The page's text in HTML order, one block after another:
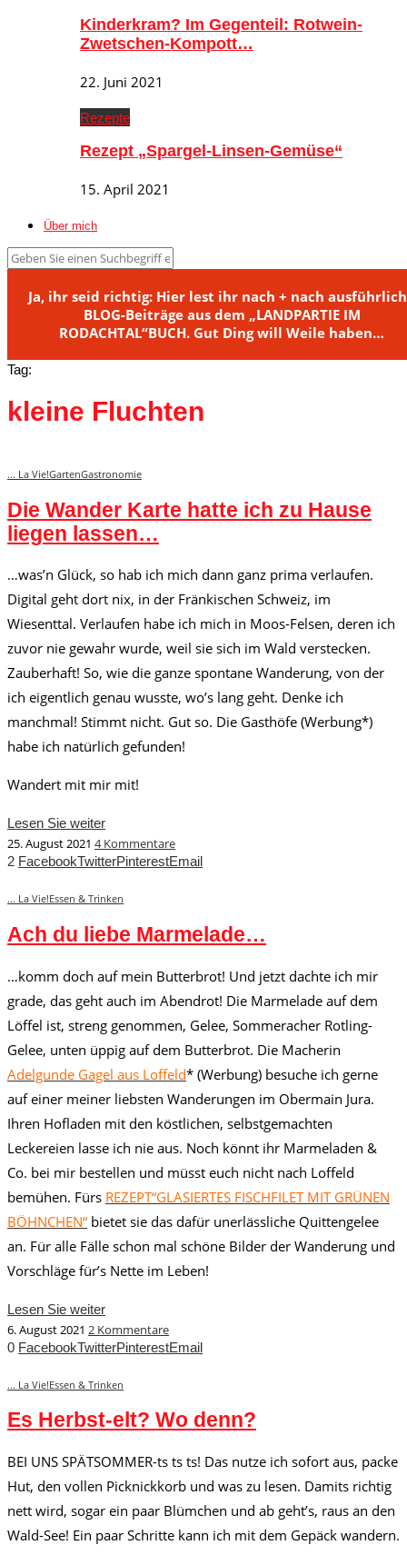
Kinderkram? Im Gegenteil: Rotwein-
Zwetschen-Kompott…
22. Juni 2021
Rezepte
Rezept „Spargel-Linsen-Gemüse“
15. April 2021
Über mich
Ja, ihr seid richtig: Hier lest ihr nach + nach
BLOG-Beiträge aus dem „LANDPARTIE IM
RODACHTAL“BUCH. Gut Ding will Weile haben…
Tag:
kleine Fluchten
... La Vie!GartenGastronomie
Die Wander Karte hatte ich zu Hause
liegen lassen…
…was’n Glück, so hab ich mich dann ganz prima verlaufen.
Digital geht dort nix, in der Fränkischen Schweiz, im
Wiesenttal. Verlaufen habe ich mich in Moos-Felsen, deren ich
zuvor nie gewahr wurde, weil sie sich im Wald verstecken.
Zauberhaft! So, wie die ganze spontane Wanderung, von der
ich eigentlich genau wusste, wo’s lang geht. Denke ich
manchmal! Stimmt nicht. Gut so. Die Gasthöfe (Werbung*)
habe ich natürlich gefunden!
Wandert mit mir mit!
Lesen Sie weiter
25. August 2021 4 Kommentare
2 FacebookTwitterPinterestEmail
... La Vie!Essen & Trinken
Ach du liebe Marmelade…
…komm doch auf mein Butterbrot! Und jetzt dachte ich mir
grade, das geht auch im Abendrot! Die Marmelade auf dem
Löffel ist, streng genommen, Gelee, Sommeracher Rotling-
Gelee, unten üppig auf dem Butterbrot. Die Macherin
Adelgunde Gagel aus Loffeld* (Werbung) besuche ich gerne
auf einer meiner liebsten Wanderungen im Obermain Jura.
Ihren Hofladen mit den köstlichen, selbstgemachten
Leckereien lasse ich nie aus. Noch könnt ihr Marmeladen &
Co. bei mir bestellen und müsst euch nicht nach Loffeld
bemühen. Fürs REZEPT“GLASIERTES FISCHFILET MIT GRÜNEN
BÖHNCHEN“ bietet sie das dafür unerlässliche Quittengelee
an. Für alle Fälle schon mal schöne Bilder der Wanderung und
Vorschläge für’s Nette im Leben!
Lesen Sie weiter
6. August 2021 2 Kommentare
0 FacebookTwitterPinterestEmail
... La Vie!Essen & Trinken
Es Herbst-elt? Wo denn?
BEI UNS SPÄTSOMMER-ts ts ts! Das nutze ich sofort aus, packe
Hut, den vollen Picknickkorb und was zu lesen. Damits richtig
nett wird, sogar ein paar Blümchen und ab geht’s, raus an den
Wald-See! Ein paar Schritte kann ich mit dem Gepäck wandern.